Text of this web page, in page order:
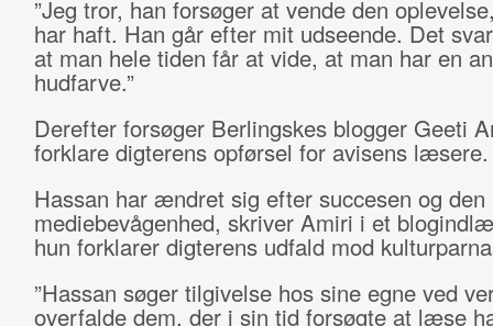
”Jeg tror, han forsøger at vende den
har haft. Han går efter mit udseende. Det
at man hele tiden får at vide, at man har en
hudfarve.”
Derefter forsøger Berlingskes blogger Geeti
forklare digterens opførsel for avisens læsere.
Hassan har ændret sig efter succesen og den
mediebevågenhed, skriver Amiri i et
hun forklarer digterens udfald mod
”Hassan søger tilgivelse hos sine egne ved
overfalde dem, der i sin tid forsøgte at læse